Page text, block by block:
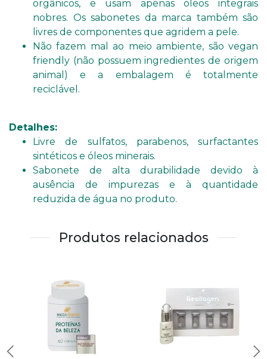
orgânicos, e usam apenas óleos integrais
nobres. Os sabonetes da marca também são
livres de componentes que agridem a pele.
Não fazem mal ao meio ambiente, são vegan
friendly (não possuem ingredientes de origem
animal) e a embalagem é totalmente
reciclável.
Detalhes:
Livre de sulfatos, parabenos, surfactantes
sintéticos e óleos minerais.
Sabonete de alta durabilidade devido à
ausência de impurezas e à quantidade
reduzida de água no produto.
Produtos relacionados